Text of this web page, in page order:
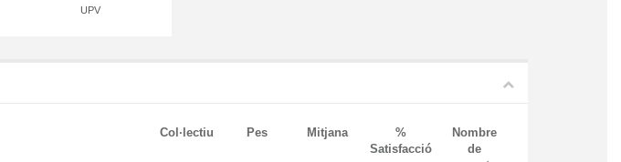
UPV
Col·lectiu Pes Mitjana
%
Satisfacció
Nombre
de